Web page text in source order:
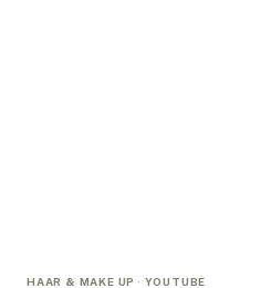
HAAR & MAKE UP · YOUTUBE